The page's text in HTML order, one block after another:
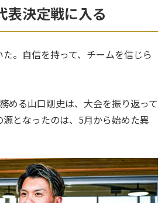
表決定戦に入る
た。自信を持って、チームを信じら
める山口剛史は、大会を振り返って
となったのは、5月から始めた異